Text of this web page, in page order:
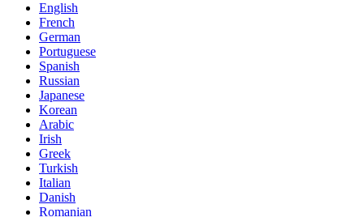
English
French
German
Portuguese
Spanish
Russian
Japanese
Korean
Arabic
Irish
Greek
Turkish
Italian
Danish
Romanian